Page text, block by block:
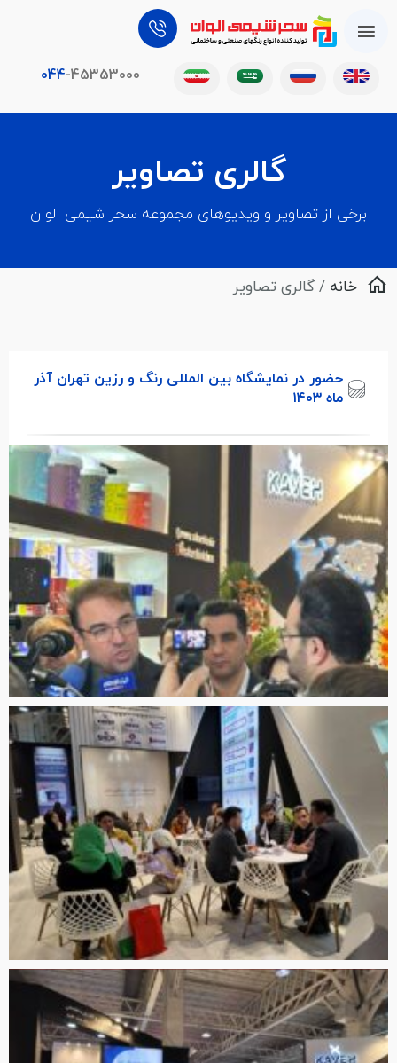
044-45353000
گالری تصاویر
برخی از تصاویر و ویدیوهای مجموعه سحر شیمی الوان
خانه / گالری تصاویر
حضور در نمایشگاه بین المللی رنگ و رزین تهران آذر
ماه ۱۴۰۳